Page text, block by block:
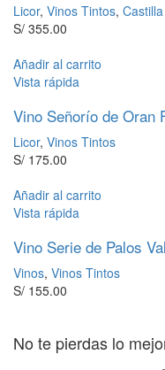
Licor, Vinos Tintos,
S/ 355.00
Añadir al carrito
Vista rápida
Vino Señorío de Oran
Licor, Vinos Tintos
S/ 175.00
Añadir al carrito
Vista rápida
Vino Serie de Palos
Vinos, Vinos Tintos
S/ 155.00
No te pierdas lo